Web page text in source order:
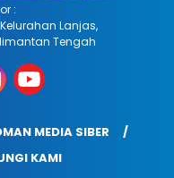
:
Lanjas,
Tengah
MEDIA SIBER
KAMI